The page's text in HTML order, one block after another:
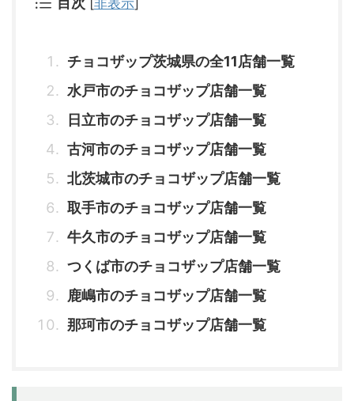
チョコザップ茨城県の全11店舗一覧
水戸市のチョコザップ店舗一覧
日立市のチョコザップ店舗一覧
古河市のチョコザップ店舗一覧
北茨城市のチョコザップ店舗一覧
取手市のチョコザップ店舗一覧
牛久市のチョコザップ店舗一覧
つくば市のチョコザップ店舗一覧
鹿嶋市のチョコザップ店舗一覧
那珂市のチョコザップ店舗一覧